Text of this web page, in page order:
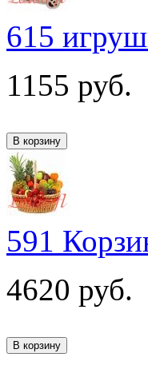
615
1155 руб.
591
4620 руб.